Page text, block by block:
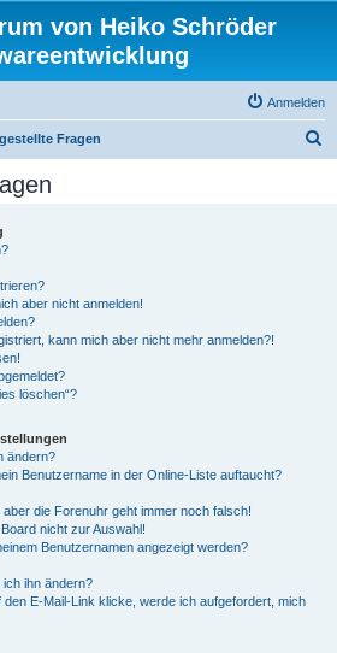
von Heiko Schröder
Anmelden
Fragen
aber nicht anmelden!
kann mich aber nicht mehr anmelden?!
löschen“?
ändern?
Benutzername in der Online-Liste auftaucht?
die Forenuhr geht immer noch falsch!
nicht zur Auswahl!
Benutzernamen angezeigt werden?
ihn ändern?
E-Mail-Link klicke, werde ich aufgefordert, mich